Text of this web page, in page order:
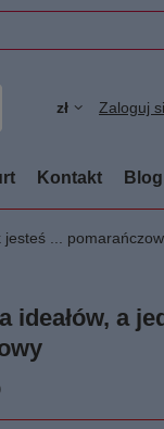
zł Zaloguj
Kontakt Blog
jesteś ...
ideałów, a